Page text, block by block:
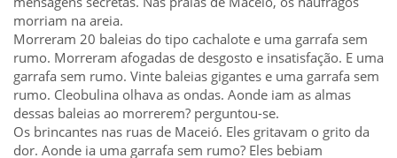
morriam na areia.
Morreram 20 baleias do tipo cachalote e uma garrafa sem
rumo. Morreram afogadas de desgosto e insatisfação. E uma
garrafa sem rumo. Vinte baleias gigantes e uma garrafa sem
rumo. Cleobulina olhava as ondas. Aonde iam as almas
dessas baleias ao morrerem? perguntou-se.
Os brincantes nas ruas de Maceió. Eles gritavam o grito da
dor. Aonde ia uma garrafa sem rumo? Eles bebiam